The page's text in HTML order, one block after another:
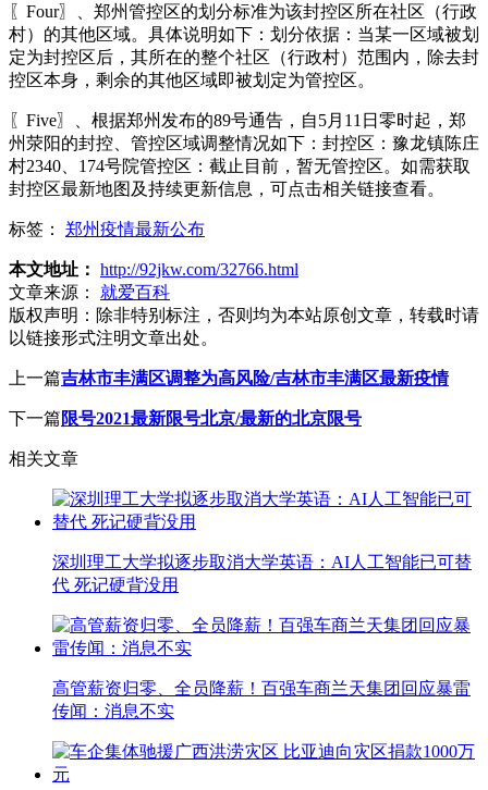
〖Four〗、郑州管控区的划分标准为该封控区所在社区（行政
村）的其他区域。具体说明如下：划分依据：当某一区域被划
定为封控区后，其所在的整个社区（行政村）范围内，除去封
控区本身，剩余的其他区域即被划定为管控区。
〖Five〗、根据郑州发布的89号通告，自5月11日零时起，郑
州荥阳的封控、管控区域调整情况如下：封控区：豫龙镇陈庄
村2340、174号院管控区：截止目前，暂无管控区。如需获取
封控区最新地图及持续更新信息，可点击相关链接查看。
标签： 郑州疫情最新公布
本文地址： http://92jkw.com/32766.html
文章来源：
就爱百科
版权声明： 除非特别标注，否则均为本站原创文章，转载时请
以链接形式注明文章出处。
上一篇吉林市丰满区调整为高风险/吉林市丰满区最新疫情
下一篇限号2021最新限号北京/最新的北京限号
相关文章
深圳理工大学拟逐步取消大学英语：AI人工智能已可替
代 死记硬背没用
高管薪资归零、全员降薪！百强车商兰天集团回应暴雷
传闻：消息不实